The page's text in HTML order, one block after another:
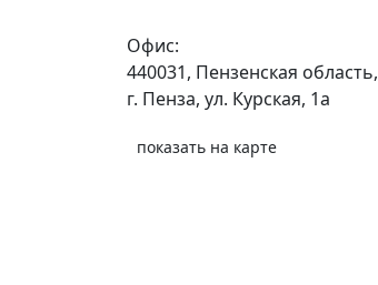
Офис:
440031, Пензенская область,
г. Пенза, ул. Курская, 1а
показать на карте